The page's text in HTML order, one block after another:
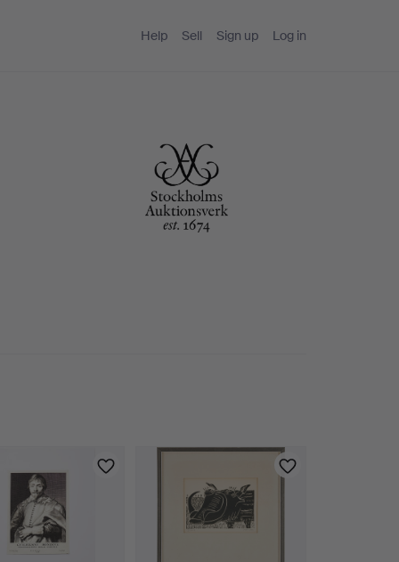
Help Sell Sign up Log in